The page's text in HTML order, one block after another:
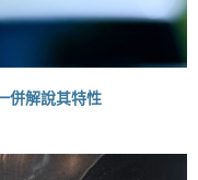
併解說其特性